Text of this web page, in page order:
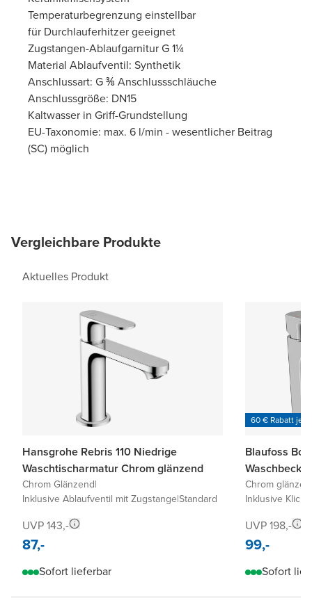
Temperaturbegrenzung einstellbar
für Durchlauferhitzer geeignet
Zugstangen-Ablaufgarnitur G 1¼
Material Ablaufventil: Synthetik
Anschlussart: G ⅜ Anschlussschläuche
Anschlussgröße: DN15
Kaltwasser in Griff-Grundstellung
EU-Taxonomie: max. 6 l/min - wesentlicher Beitrag
(SC) möglich
Vergleichbare Produkte
Aktuelles Produkt
Hansgrohe Rebris 110 Niedrige
Waschtischarmatur Chrom glänzend
Chrom Glänzend|
Inklusive Ablaufventil mit Zugstange|Standard
UVP 143,-
87,-
Sofort lieferbar
60 € Rabatt je
Blaufoss
Chrom
Inklusive
UVP 198,-
99,-
Sofort